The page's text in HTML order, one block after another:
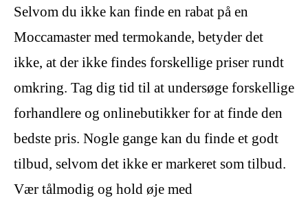
Selvom du ikke kan finde en rabat på en
Moccamaster med termokande, betyder det
ikke, at der ikke findes forskellige priser rundt
omkring. Tag dig tid til at undersøge forskellige
forhandlere og onlinebutikker for at finde den
bedste pris. Nogle gange kan du finde et godt
tilbud, selvom det ikke er markeret som tilbud.
Vær tålmodig og hold øje med